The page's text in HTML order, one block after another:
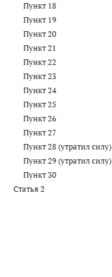
Пункт 18
Пункт 19
Пункт 20
Пункт 21
Пункт 22
Пункт 23
Пункт 24
Пункт 25
Пункт 26
Пункт 27
Пункт 28 (утратил силу)
Пункт 29 (утратил силу)
Пункт 30
Статья 2